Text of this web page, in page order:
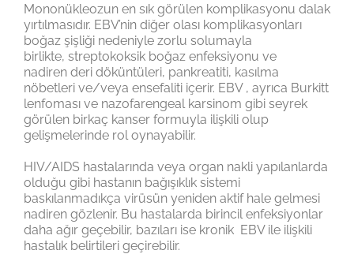
Mononükleozun en sık görülen komplikasyonu dalak
yırtılmasıdır. EBV’nin diğer olası komplikasyonları
boğaz şişliği nedeniyle zorlu solumayla
birlikte, streptokoksik boğaz enfeksiyonu ve
nadiren deri döküntüleri, pankreatiti, kasılma
nöbetleri ve/veya ensefaliti içerir. EBV , ayrıca Burkitt
lenfoması ve nazofarengeal karsinom gibi seyrek
görülen birkaç kanser formuyla ilişkili olup
gelişmelerinde rol oynayabilir.
HIV/AIDS hastalarında veya organ nakli yapılanlarda
olduğu gibi hastanın bağışıklık sistemi
baskılanmadıkça virüsün yeniden aktif hale gelmesi
nadiren gözlenir. Bu hastalarda birincil enfeksiyonlar
daha ağır geçebilir, bazıları ise kronik EBV ile ilişkili
hastalık belirtileri geçirebilir.